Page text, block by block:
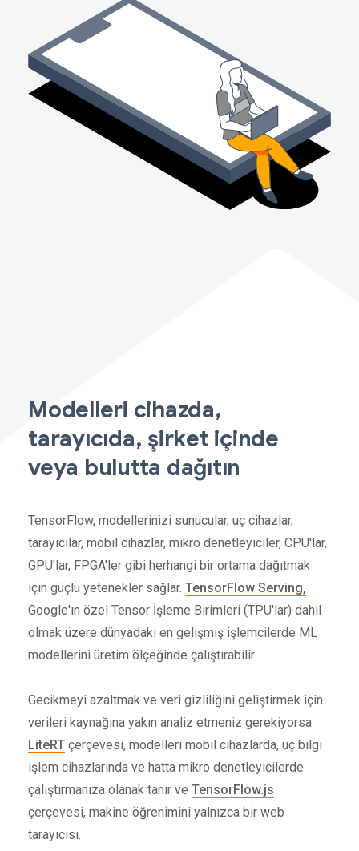
Modelleri cihazda,
tarayıcıda, şirket içinde
veya bulutta dağıtın
TensorFlow, modellerinizi sunucular, uç cihazlar,
tarayıcılar, mobil cihazlar, mikro denetleyiciler, CPU'lar,
GPU'lar, FPGA'ler gibi herhangi bir ortama dağıtmak
için güçlü yetenekler sağlar. TensorFlow Serving,
Google'ın özel Tensor İşleme Birimleri (TPU'lar) dahil
olmak üzere dünyadaki en gelişmiş işlemcilerde ML
modellerini üretim ölçeğinde çalıştırabilir.
Gecikmeyi azaltmak ve veri gizliliğini geliştirmek için
verileri kaynağına yakın analiz etmeniz gerekiyorsa
LiteRT çerçevesi, modelleri mobil cihazlarda, uç bilgi
işlem cihazlarında ve hatta mikro denetleyicilerde
çalıştırmanıza olanak tanır ve TensorFlow.js
çerçevesi, makine öğrenimini yalnızca bir web
tarayıcısı.